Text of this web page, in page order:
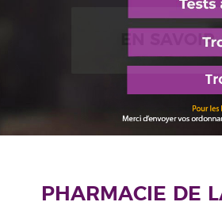
EN SAVOIR
PHARMACIE DE